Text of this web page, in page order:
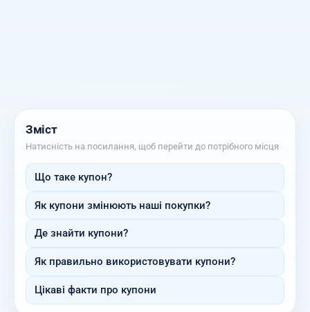
Зміст
Натисність на посилання, щоб перейти до потрібного місця
Що таке купон?
Як купони змінюють наші покупки?
Де знайти купони?
Як правильно використовувати купони?
Цікаві факти про купони